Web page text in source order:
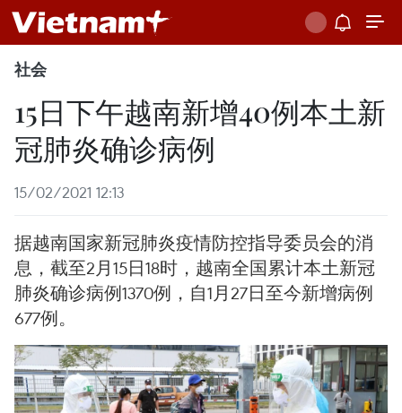
社会
15日下午越南新增40例本土新
冠肺炎确诊病例
15/02/2021 12:13
据越南国家新冠肺炎疫情防控指导委员会的消
息，截至2月15日18时，越南全国累计本土新冠
肺炎确诊病例1370例，自1月27日至今新增病例
677例。